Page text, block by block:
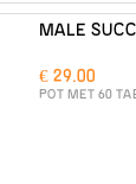
MALE
€ 29.00
POT MET 60